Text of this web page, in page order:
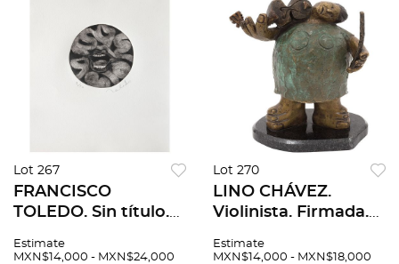
Lot 267
FRANCISCO
TOLEDO. Sin título.
aguafuerte y
Estimate
MXN$14,000 - MXN$24,000
Lot 270
LINO CHÁVEZ.
Violinista. Firmada.
P / A en base de
Estimate
MXN$14,000 - MXN$18,000